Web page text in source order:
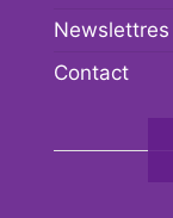
Newslettres
Contact